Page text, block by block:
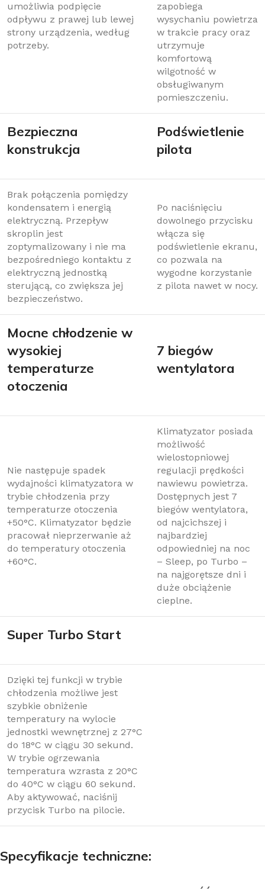
umożliwia podpięcie
odpływu z prawej lub lewej
strony urządzenia, według
potrzeby.
zapobiega
wysychaniu powietrza
w trakcie pracy oraz
utrzymuje
komfortową
wilgotność w
obsługiwanym
pomieszczeniu.
Bezpieczna
konstrukcja
Podświetlenie
pilota
Brak połączenia pomiędzy
kondensatem i energią
elektryczną. Przepływ
skroplin jest
zoptymalizowany i nie ma
bezpośredniego kontaktu z
elektryczną jednostką
sterującą, co zwiększa jej
bezpieczeństwo.
Po naciśnięciu
dowolnego przycisku
włącza się
podświetlenie ekranu,
co pozwala na
wygodne korzystanie
z pilota nawet w nocy.
Mocne chłodzenie w
wysokiej
temperaturze
otoczenia
7 biegów
wentylatora
Nie następuje spadek
wydajności klimatyzatora w
trybie chłodzenia przy
temperaturze otoczenia
+50°C. Klimatyzator będzie
pracował nieprzerwanie aż
do temperatury otoczenia
+60°C.
Klimatyzator posiada
możliwość
wielostopniowej
regulacji prędkości
nawiewu powietrza.
Dostępnych jest 7
biegów wentylatora,
od najcichszej i
najbardziej
odpowiedniej na noc
– Sleep, po Turbo –
na najgorętsze dni i
duże obciążenie
cieplne.
Super Turbo Start
Dzięki tej funkcji w trybie
chłodzenia możliwe jest
szybkie obniżenie
temperatury na wylocie
jednostki wewnętrznej z 27°C
do 18°C ​​w ciągu 30 sekund.
W trybie ogrzewania
temperatura wzrasta z 20°C
do 40°C w ciągu 60 sekund.
Aby aktywować, naciśnij
przycisk Turbo na pilocie.
Specyfikacje techniczne: